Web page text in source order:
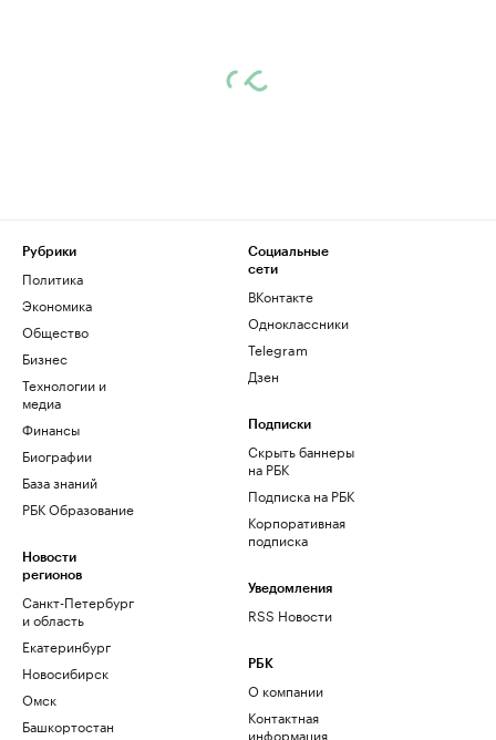
Рубрики
Политика
Экономика
Общество
Бизнес
Технологии и
медиа
Финансы
Биографии
База знаний
РБК Образование
Новости
регионов
Санкт-Петербург
и область
Екатеринбург
Новосибирск
Омск
Башкортостан
Социальные
сети
ВКонтакте
Одноклассники
Telegram
Дзен
Подписки
Скрыть баннеры
на РБК
Подписка на РБК
Корпоративная
подписка
Уведомления
RSS Новости
РБК
О компании
Контактная
информация